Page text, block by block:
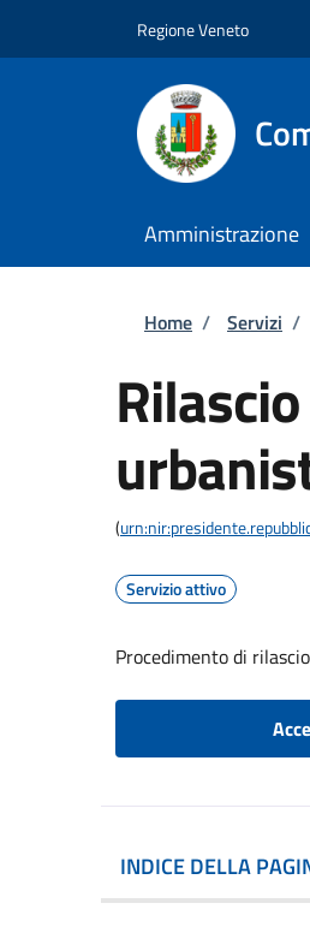
Regione Veneto
Amministrazione
Home / Servizi /
(
Servizio attivo
Procedimento di
INDICE DELLA